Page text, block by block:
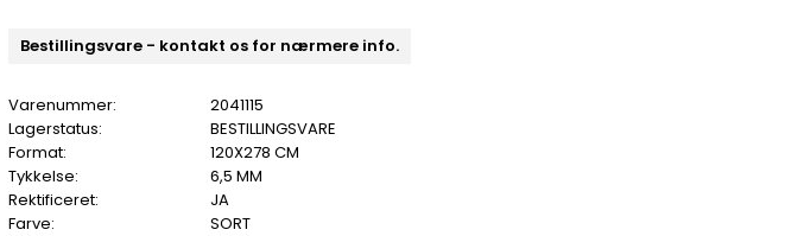
Bestillingsvare - kontakt os for nærmere info.
Varenummer:
2041115
Lagerstatus:
BESTILLINGSVARE
Format:
120X278 CM
Tykkelse:
6,5 MM
Rektificeret:
JA
Farve:
SORT